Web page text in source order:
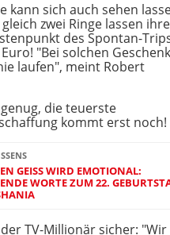
kann sich auch sehen
zwei Ringe lassen ihre
des Spontan-
"Bei solchen
laufen", meint Robert
die teuerste
kommt erst noch!
GEISS WIRD EMOTIONAL:
WORTE ZUM 22.
TV-Millionär sicher: "Wir